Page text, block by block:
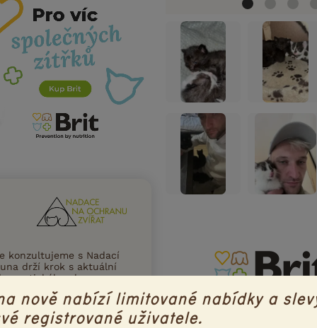
konzultujeme s Nadací
drží krok s aktuální
a etického chovu
víc
nově nabízí limitované nabídky a
registrované uživatele.